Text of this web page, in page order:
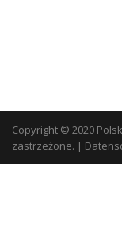
Copyright © 2020
zastrzeżone. |